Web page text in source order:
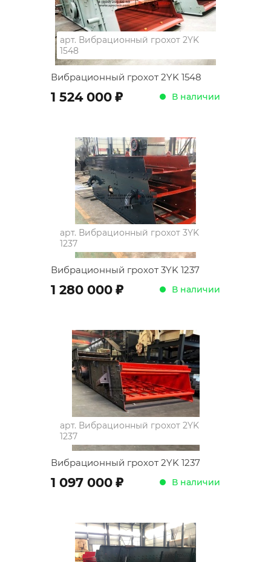
арт. Вибрационный грохот 2YK
1548
Вибрационный грохот 2YK 1548
1 524 000 ; В наличии
арт. Вибрационный грохот 3YK
1237
Вибрационный грохот 3YK 1237
1 280 000 ; В наличии
арт. Вибрационный грохот 2YK
1237
Вибрационный грохот 2YK 1237
1 097 000 ; В наличии